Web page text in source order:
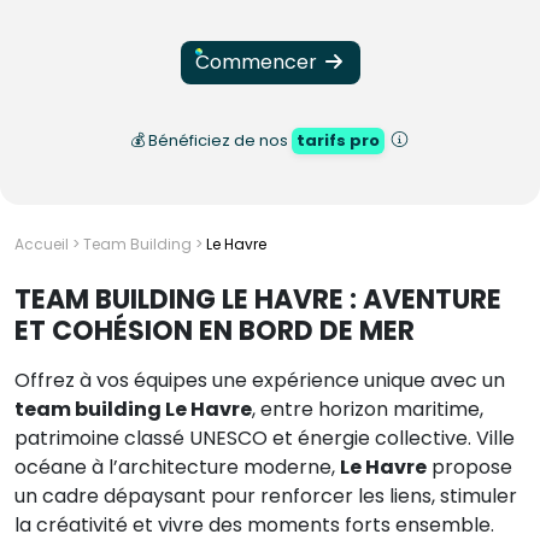
Commencer
💰 Bénéficiez de nos tarifs pro
Accueil > Team Building > Le Havre
TEAM BUILDING LE HAVRE : AVENTURE
ET COHÉSION EN BORD DE MER
Offrez à vos équipes une expérience unique avec un
team building Le Havre, entre horizon maritime,
patrimoine classé UNESCO et énergie collective. Ville
océane à l’architecture moderne, Le Havre propose
un cadre dépaysant pour renforcer les liens, stimuler
la créativité et vivre des moments forts ensemble.